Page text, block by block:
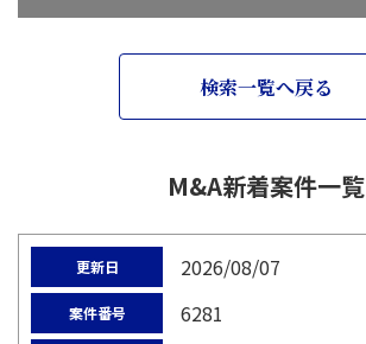
検索一覧へ戻る
M&A新着案件一覧
更新日 2026/08/07
案件番号 6281